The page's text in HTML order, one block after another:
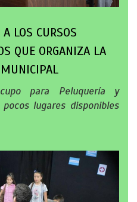
A LOS CURSOS
QUE ORGANIZA LA
para Peluquería y
lugares disponibles